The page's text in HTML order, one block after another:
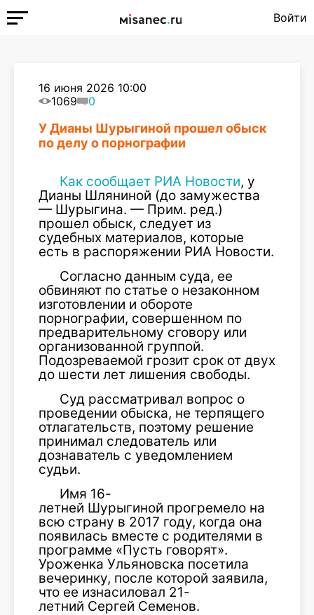
Войти
16 июня 2026 10:00
1069
0
У Дианы Шурыгиной прошел обыск
по делу о порнографии
Как сообщает РИА Новости, у
Дианы Шляниной (до замужества
— Шурыгина. — Прим. ред.)
прошел обыск, следует из
судебных материалов, которые
есть в распоряжении РИА Новости.
Согласно данным суда, ее
обвиняют по статье о незаконном
изготовлении и обороте
порнографии, совершенном по
предварительному сговору или
организованной группой.
Подозреваемой грозит срок от двух
до шести лет лишения свободы.
Суд рассматривал вопрос о
проведении обыска, не терпящего
отлагательств, поэтому решение
принимал следователь или
дознаватель с уведомлением
судьи.
Имя 16-
летней Шурыгиной прогремело на
всю страну в 2017 году, когда она
появилась вместе с родителями в
программе «Пусть говорят».
Уроженка Ульяновска посетила
вечеринку, после которой заявила,
что ее изнасиловал 21-
летний Сергей Семенов.